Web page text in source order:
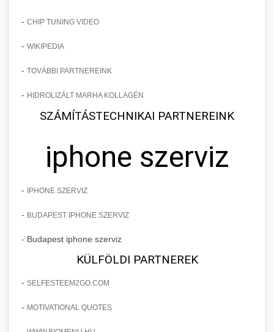
- CHIP TUNING VIDEO
- WIKIPEDIA
- TOVÁBBI PARTNEREINK
- HIDROLIZÁLT MARHA KOLLAGÉN
SZÁMÍTÁSTECHNIKAI PARTNEREINK
iphone szerviz
- IPHONE SZERVIZ
- BUDAPEST IPHONE SZERVIZ
- Budapest iphone szerviz
KÜLFÖLDI PARTNEREK
- SELFESTEEM2GO.COM
- MOTIVATIONAL QUOTES